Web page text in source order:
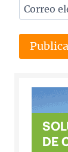
Correo